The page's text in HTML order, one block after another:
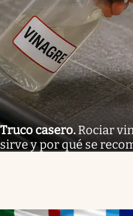
Truco casero. Rociar
sirve y por qué se